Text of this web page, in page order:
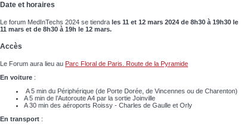
Date et horaires
Le forum MedInTechs 2024 se tiendra les 11 et 12 mars 2024 de 8h30 à 19h30 le
11 mars et de 8h30 à 19h le 12 mars.
Accès
Le Forum aura lieu au Parc Floral de Paris. Route de la Pyramide
En voiture :
A 5 min du Périphérique (de Porte Dorée, de Vincennes ou de Charenton)
A 5 min de l’Autoroute A4 par la sortie Joinville
A 30 min des aéroports Roissy - Charles de Gaulle et Orly
En transport :